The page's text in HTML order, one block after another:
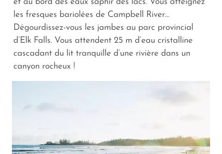
et au bord des eaux saphir des lacs. Vous atteignez
les fresques bariolées de Campbell River…
Dégourdissez-vous les jambes au parc provincial
d’Elk Falls. Vous attendent 25 m d’eau cristalline
cascadant du lit tranquille d’une rivière dans un
canyon rocheux !